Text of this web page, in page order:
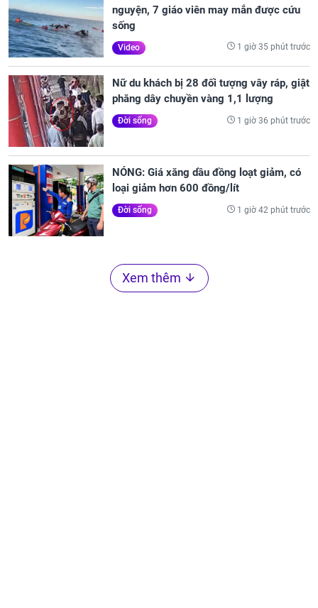
nguyện, 7 giáo viên may mắn được cứu
sống
Video 1 giờ 35 phút trước
Nữ du khách bị 28 đối tượng vây ráp, giật
phăng dây chuyền vàng 1,1 lượng
Đời sống 1 giờ 36 phút trước
NÓNG: Giá xăng dầu đồng loạt giảm, có
loại giảm hơn 600 đồng/lít
Đời sống 1 giờ 42 phút trước
Xem thêm